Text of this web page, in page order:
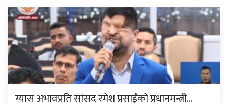
ग्यास अभावप्रति सांसद रमेश प्रसाईंको प्रधानमन्त्री…